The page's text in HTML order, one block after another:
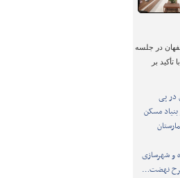
در جلسه
بر
در پی
مسکن
بیمارستان
و شهرسازی
طرح نهضت…